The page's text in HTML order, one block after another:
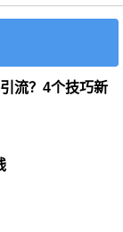
流？4个技巧新